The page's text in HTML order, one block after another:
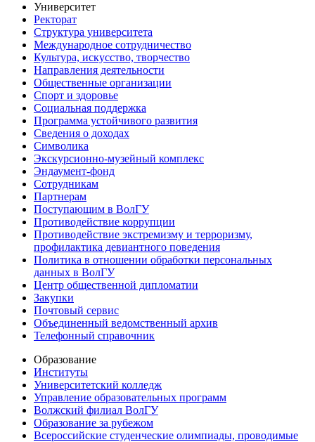
Университет
Ректорат
Структура университета
Международное сотрудничество
Культура, искусство, творчество
Направления деятельности
Общественные организации
Спорт и здоровье
Социальная поддержка
Программа устойчивого развития
Сведения о доходах
Символика
Экскурсионно-музейный комплекс
Эндаумент-фонд
Сотрудникам
Партнерам
Поступающим в ВолГУ
Противодействие коррупции
Противодействие экстремизму и терроризму,
профилактика девиантного поведения
Политика в отношении обработки персональных
данных в ВолГУ
Центр общественной дипломатии
Закупки
Почтовый сервис
Объединенный ведомственный архив
Телефонный справочник
Образование
Институты
Университетский колледж
Управление образовательных программ
Волжский филиал ВолГУ
Образование за рубежом
Всероссийские студенческие олимпиады, проводимые